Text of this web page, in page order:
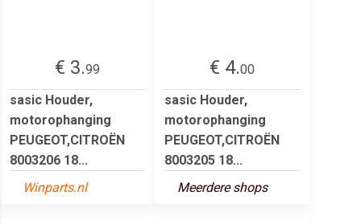
€ 3.99
sasic Houder,
motorophanging
PEUGEOT,CITROËN
8003206 18...
Winparts.nl
€ 4.00
sasic Houder,
motorophanging
PEUGEOT,CITROËN
8003205 18...
Meerdere shops